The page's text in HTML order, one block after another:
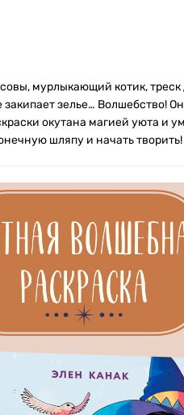
мурлыкающий котик,
закипает зелье… Волшебство!
окутана магией уюта и
шляпу и начать творить!